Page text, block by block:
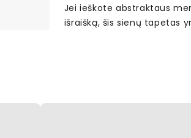
Jei ieškote abstraktaus
išraišką, šis sienų tapetas